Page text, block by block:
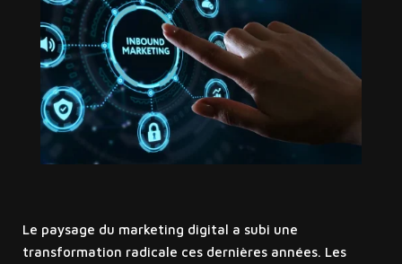
Le paysage du marketing digital a subi une
transformation radicale ces dernières années. Les